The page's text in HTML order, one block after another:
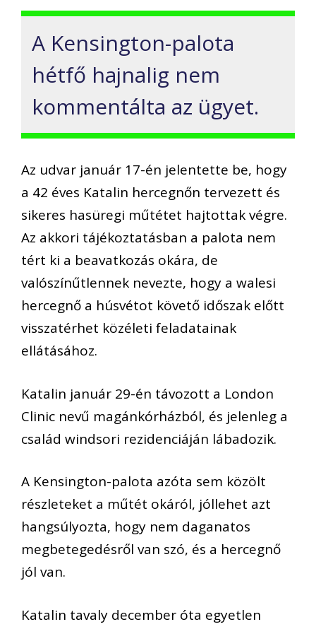
A Kensington-palota
hétfő hajnalig nem
kommentálta az ügyet.
Az udvar január 17-én jelentette be, hogy
a 42 éves Katalin hercegnőn tervezett és
sikeres hasüregi műtétet hajtottak végre.
Az akkori tájékoztatásban a palota nem
tért ki a beavatkozás okára, de
valószínűtlennek nevezte, hogy a walesi
hercegnő a húsvétot követő időszak előtt
visszatérhet közéleti feladatainak
ellátásához.
Katalin január 29-én távozott a London
Clinic nevű magánkórházból, és jelenleg a
család windsori rezidenciáján lábadozik.
A Kensington-palota azóta sem közölt
részleteket a műtét okáról, jóllehet azt
hangsúlyozta, hogy nem daganatos
megbetegedésről van szó, és a hercegnő
jól van.
Katalin tavaly december óta egyetlen